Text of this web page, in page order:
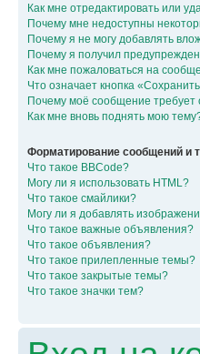
Как мне отредактировать или
Почему мне недоступны
Почему я не могу добавлять
Почему я получил
Как мне пожаловаться на
Что означает кнопка
Почему моё сообщение требует
Как мне вновь поднять мою
Форматирование сообщений и
Что такое BBCode?
Могу ли я использовать HTML?
Что такое смайлики?
Могу ли я добавлять
Что такое важные объявления?
Что такое объявления?
Что такое прилепленные темы?
Что такое закрытые темы?
Что такое значки тем?